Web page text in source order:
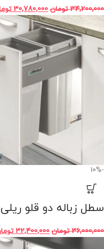
34,200,000 تومان 30,780,000
-10%
سطل زباله دو قلو ریلی
36,000,000 تومان 32,400,000